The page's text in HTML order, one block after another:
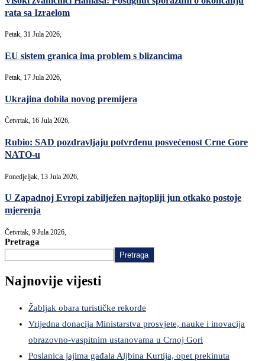
rata sa Izraelom
Petak, 31 Jula 2026,
EU sistem granica ima problem s blizancima
Petak, 17 Jula 2026,
Ukrajina dobila novog premijera
Četvrtak, 16 Jula 2026,
Rubio: SAD pozdravljaju potvrđenu posvećenost Crne Gore
NATO-u
Ponedjeljak, 13 Jula 2026,
U Zapadnoj Evropi zabilježen najtopliji jun otkako postoje
mjerenja
Četvrtak, 9 Jula 2026,
Pretraga
Pretraga
Najnovije vijesti
Žabljak obara turističke rekorde
Vrijedna donacija Ministarstva prosvjete, nauke i inovacija
obrazovno-vaspitnim ustanovama u Crnoj Gori
Poslanica jajima gađala Aljbina Kurtija, opet prekinuta